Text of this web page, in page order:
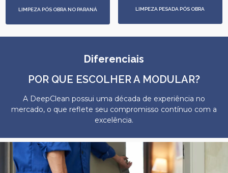
LIMPEZA PÓS OBRA NO PARANÁ LIMPEZA PESADA PÓS OBRA
Diferenciais
POR QUE ESCOLHER A MODULAR?
A DeepClean possui uma década de experiência no
mercado, o que reflete seu compromisso contínuo com a
excelência.